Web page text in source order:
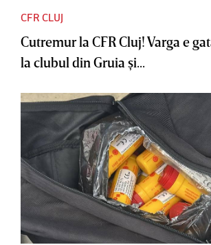
CFR CLUJ
Cutremur la CFR Cluj! Varga e
la clubul din Gruia şi...